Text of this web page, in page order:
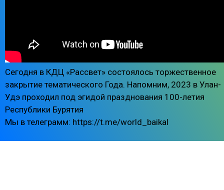
Сегодня в КДЦ «Рассвет» состоялось торжественное
закрытие тематического Года. Напомним, 2023 в Улан-
Удэ проходил под эгидой празднования 100-летия
Республики Бурятия
Мы в телеграмм: https://t.me/world_baikal